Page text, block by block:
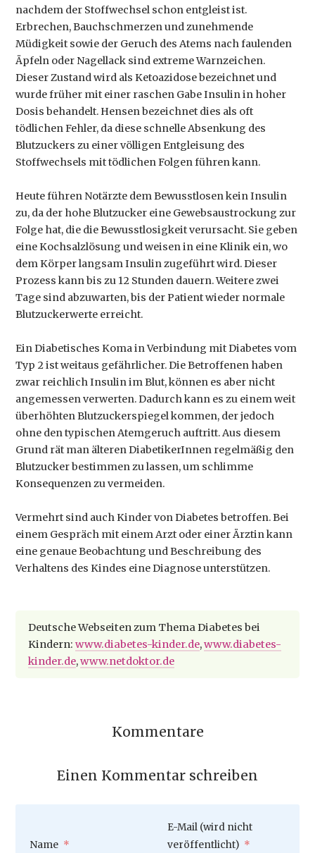
nachdem der Stoffwechsel schon entgleist ist.
Erbrechen, Bauchschmerzen und zunehmende
Müdigkeit sowie der Geruch des Atems nach faulenden
Äpfeln oder Nagellack sind extreme Warnzeichen.
Dieser Zustand wird als Ketoazidose bezeichnet und
wurde früher mit einer raschen Gabe Insulin in hoher
Dosis behandelt. Hensen bezeichnet dies als oft
tödlichen Fehler, da diese schnelle Absenkung des
Blutzuckers zu einer völligen Entgleisung des
Stoffwechsels mit tödlichen Folgen führen kann.
Heute führen Notärzte dem Bewusstlosen kein Insulin
zu, da der hohe Blutzucker eine Gewebsaustrockung zur
Folge hat, die die Bewusstlosigkeit verursacht. Sie geben
eine Kochsalzlösung und weisen in eine Klinik ein, wo
dem Körper langsam Insulin zugeführt wird. Dieser
Prozess kann bis zu 12 Stunden dauern. Weitere zwei
Tage sind abzuwarten, bis der Patient wieder normale
Blutzuckerwerte erreicht.
Ein Diabetisches Koma in Verbindung mit Diabetes vom
Typ 2 ist weitaus gefährlicher. Die Betroffenen haben
zwar reichlich Insulin im Blut, können es aber nicht
angemessen verwerten. Dadurch kann es zu einem weit
überhöhten Blutzuckerspiegel kommen, der jedoch
ohne den typischen Atemgeruch auftritt. Aus diesem
Grund rät man älteren DiabetikerInnen regelmäßig den
Blutzucker bestimmen zu lassen, um schlimme
Konsequenzen zu vermeiden.
Vermehrt sind auch Kinder von Diabetes betroffen. Bei
einem Gespräch mit einem Arzt oder einer Ärztin kann
eine genaue Beobachtung und Beschreibung des
Verhaltens des Kindes eine Diagnose unterstützen.
Deutsche Webseiten zum Thema Diabetes bei
Kindern:www.diabetes-kinder.de,www.diabetes-
kinder.de,www.netdoktor.de
Kommentare
Einen Kommentar schreiben
Pflichtfeld
Name *
Pflichtfeld
E-Mail (wird nicht
veröffentlicht) *